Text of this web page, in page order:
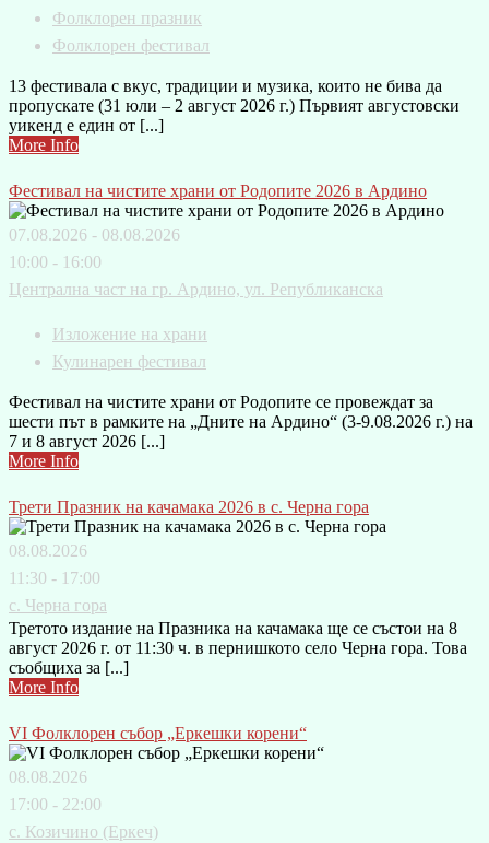
Фолклорен празник
Фолклорен фестивал
13 фестивала с вкус, традиции и музика, които не бива да
пропускате (31 юли – 2 август 2026 г.) Първият августовски
уикенд е един от [...]
More Info
Фестивал на чистите храни от Родопите 2026 в Ардино
07.08.2026 - 08.08.2026
10:00 - 16:00
Централна част на гр. Ардино, ул. Републиканска
Изложение на храни
Кулинарен фестивал
Фестивал на чистите храни от Родопите се провеждат за
шести път в рамките на „Дните на Ардино“ (3-9.08.2026 г.) на
7 и 8 август 2026 [...]
More Info
Трети Празник на качамака 2026 в с. Черна гора
08.08.2026
11:30 - 17:00
с. Черна гора
Третото издание на Празника на качамака ще се състои на 8
август 2026 г. от 11:30 ч. в пернишкото село Черна гора. Това
съобщиха за [...]
More Info
VI Фолклорен събор „Еркешки корени“
08.08.2026
17:00 - 22:00
с. Козичино (Еркеч)